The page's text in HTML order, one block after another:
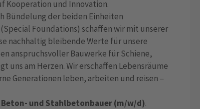
Kooperation und Innovation.
Bündelung der beiden Einheiten
Foundations) schaffen wir mit unserer
nachhaltig bleibende Werte für unsere
anspruchsvoller Bauwerke für Schiene,
uns am Herzen. Wir erschaffen Lebensräume
Generationen leben, arbeiten und reisen –
Beton- und Stahlbetonbauer (m/w/d).